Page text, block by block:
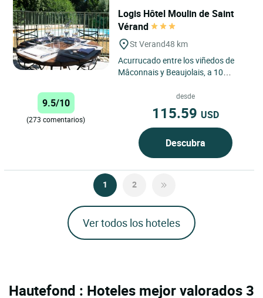
Logis Hôtel Moulin de Saint
Vérand
St Verand48 km
Acurrucado entre los viñedos de
Mâconnais y Beaujolais, a 10
minutos de la salida Nº...
9.5/10
(273 comentarios)
desde
115.59 USD
Descubra
1 2
Ver todos los hoteles
Hautefond : Hoteles mejor valorados 3